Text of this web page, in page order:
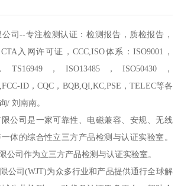
司--专注检测认证：检测报告，质检报告，
入网许可证，CCC,ISO体系：ISO9001，
，ISO13485，ISO50430，
ID，CQC，BQB,QI,KC,PSE，TELEC等各
/ 刘南南。
公司是一家可靠性、电磁兼容、安规、无线
体的综合性立三方产品检测与认证实验室。
公司作为立三方产品检测与认证实验室。
公司(WJT)为众多行业和产品提供通行全球解